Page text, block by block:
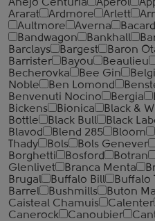
Anejo Centuria
Aperol
Ararat
Ardmore Arlett
Aultmore
Averna
Bandwagon
Bankhall
Barclays
Bargest Baron
Barrister
Bayou Beaulieu
Becherovka
Bee Gin
Noble
Ben Lomond
Benvenuti Nocino
Bergia
Bickens
Bionica Black &
Bottle
Black Bull Black
Blavod
Blend 285 Bloom
Thady
Bols Bols Genever
Borghetti
Bosford Botran
Glenlivet
Branca Menta
Brugal
Buffalo Bill Buffalo
Barrel
Bushmills Buton
Caisteal Chamuis
Calenter
Canerock
Canoubier